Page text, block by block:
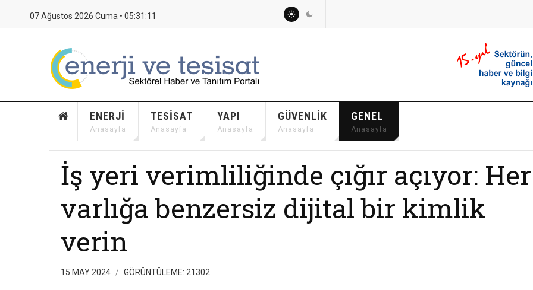
07 Ağustos 2026 Cuma • 05:31:12
ENERJI
Anasayfa
TESISAT
Anasayfa
YAPI
Anasayfa
GÜVENLIK
Anasayfa
GENEL
Anasayfa
İş yeri verimliliğinde çığır açıyor: Her
varlığa benzersiz dijital bir kimlik
verin
15 MAY 2024 GÖRÜNTÜLEME: 21302